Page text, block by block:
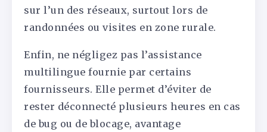
sur l’un des réseaux, surtout lors de
randonnées ou visites en zone rurale.
Enfin, ne négligez pas l’assistance
multilingue fournie par certains
fournisseurs. Elle permet d’éviter de
rester déconnecté plusieurs heures en cas
de bug ou de blocage, avantage